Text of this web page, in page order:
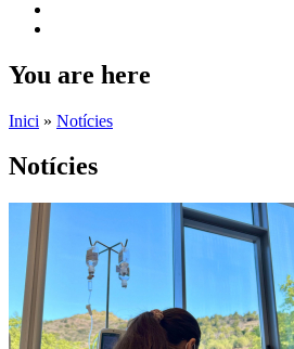
You are here
Inici » Notícies
Notícies